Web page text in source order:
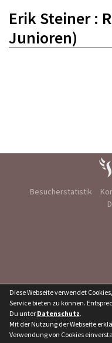
Erik Steiner :
Junioren)
Besucherstatistik
Diese Webseite verwendet
Service bieten zu können.
Du unter Datenschutz.
Mit der Nutzung der Webseite
Verwendung von Cookies